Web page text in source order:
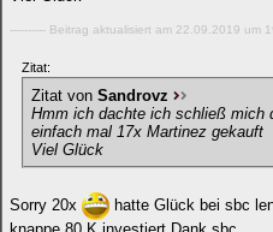
---------- Beitrag aktualisiert am 22.09.2019 um
Zitat:
Zitat von Sandrovz
Hmm ich dachte ich schließ mich
einfach mal 17x Martinez gekauft
Viel Glück
Sorry 20x
hatte Glück bei sbc